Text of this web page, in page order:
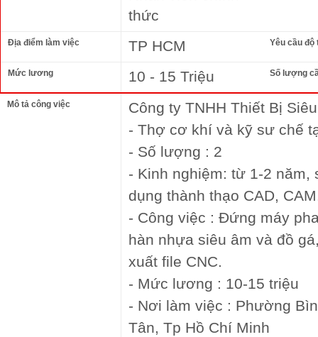
thức
Địa điểm làm việc TP HCM Yêu cầu độ
Mức lương 10 - 15 Triệu Số lượng
Mô tả công việc
Công ty TNHH Thiết Bị
- Thợ cơ khí và kỹ sư chế
- Số lượng : 2
- Kinh nghiệm: từ 1-2
dụng thành thạo CAD,
- Công việc : Đứng máy
hàn nhựa siêu âm và đồ
xuất file CNC.
- Mức lương : 10-15 triệu
- Nơi làm việc : Phường
Tân, Tp Hồ Chí Minh